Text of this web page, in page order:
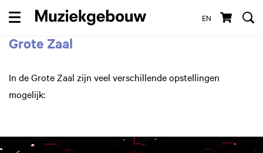
EN
Menu
Grote Zaal
In de Grote Zaal zijn veel verschillende opstellingen
mogelijk: